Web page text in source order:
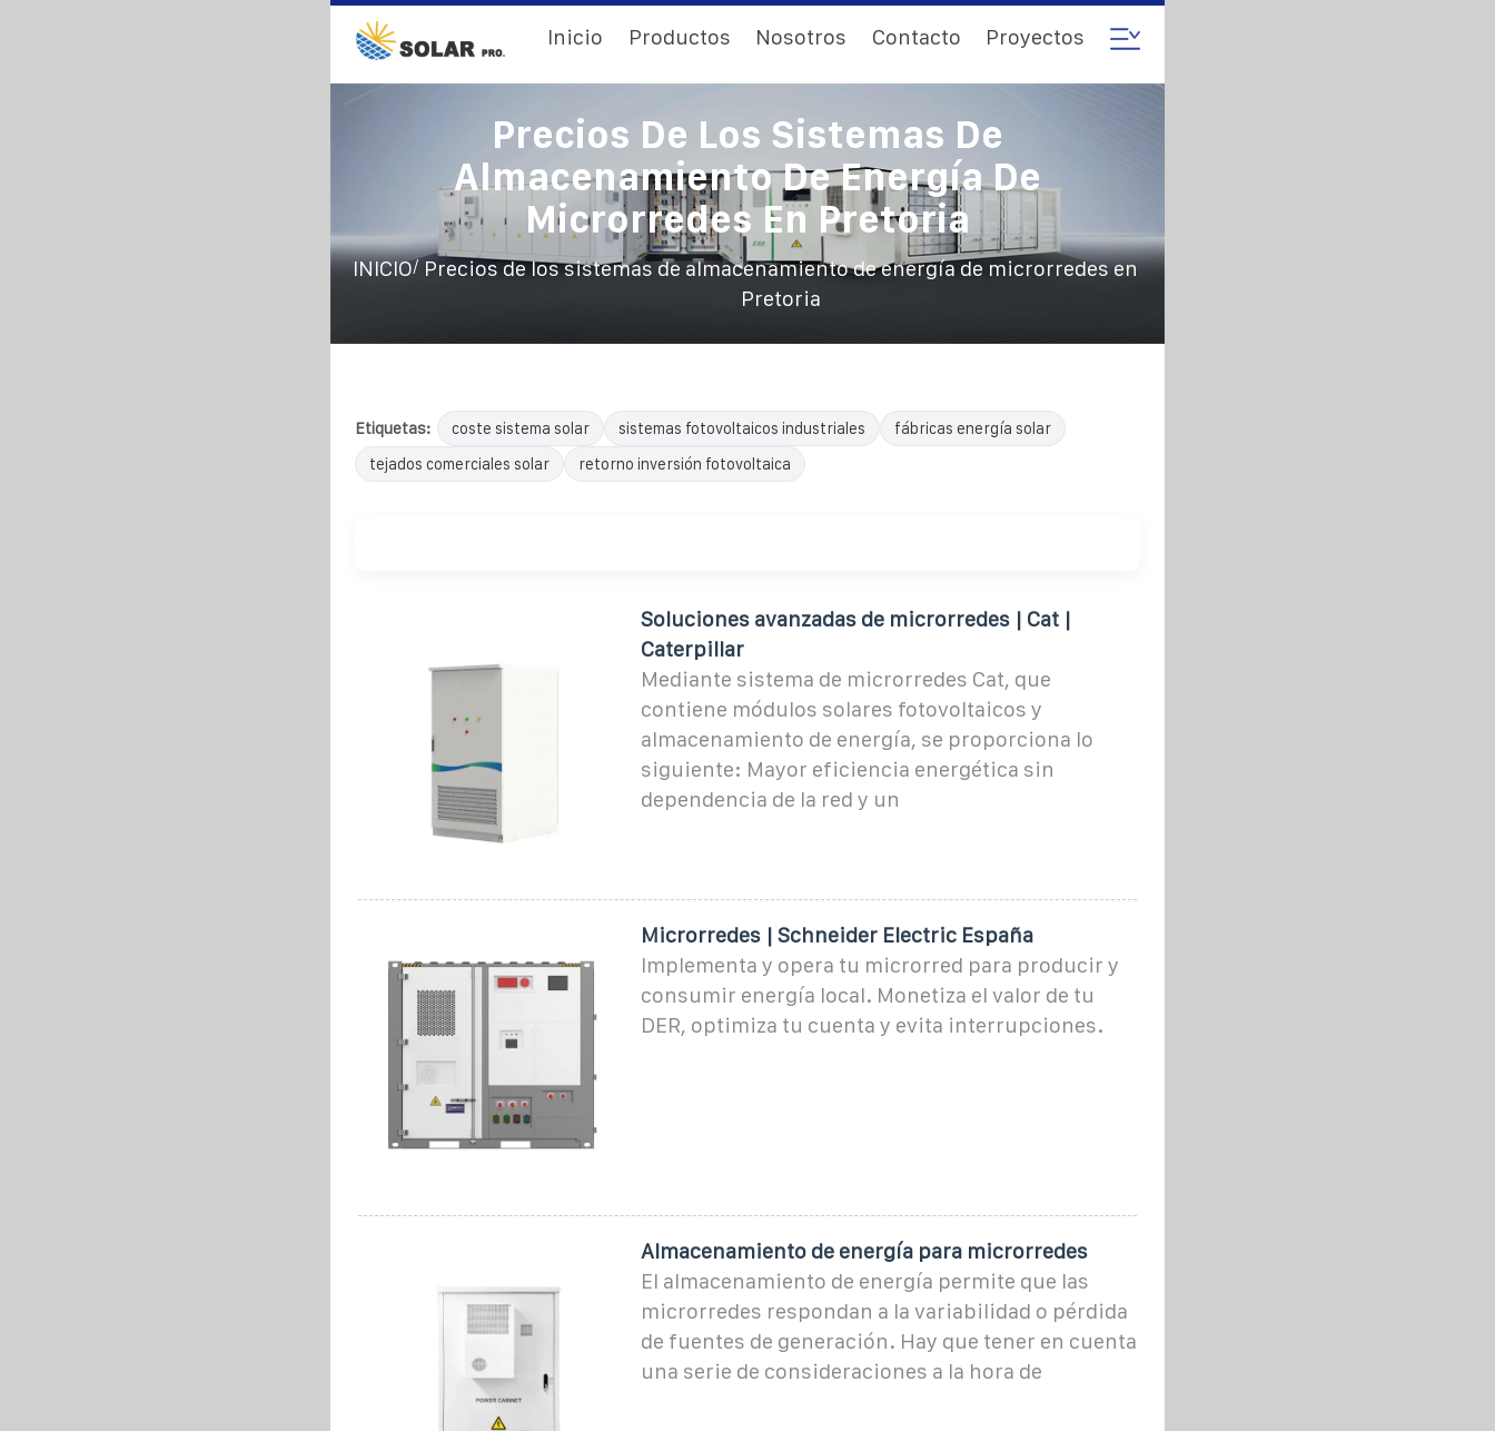
Inicio Productos Nosotros Contacto Proyectos
Precios De Los Sistemas De
Almacenamiento De Energía De
Microrredes En Pretoria
INICIO/ Precios de los sistemas de almacenamiento de energía de microrredes en
Pretoria
Etiquetas: coste sistema solar sistemas fotovoltaicos industriales
fábricas energía solar
tejados comerciales solar
retorno inversión fotovoltaica
Soluciones avanzadas de microrredes | Cat |
Caterpillar
Mediante sistema de microrredes Cat, que
contiene módulos solares fotovoltaicos y
almacenamiento de energía, se proporciona lo
siguiente: Mayor eficiencia energética sin
dependencia de la red y un
Microrredes | Schneider Electric España
Implementa y opera tu microrred para producir y
consumir energía local. Monetiza el valor de tu
DER, optimiza tu cuenta y evita interrupciones.
Almacenamiento de energía para microrredes
El almacenamiento de energía permite que las
microrredes respondan a la variabilidad o pérdida
de fuentes de generación. Hay que tener en cuenta
una serie de consideraciones a la hora de